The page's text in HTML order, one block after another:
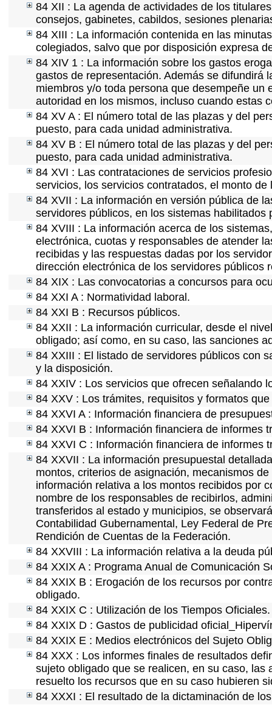
84 XII : La agenda de actividades de los
consejos, gabinetes, cabildos, sesiones
84 XIII : La información contenida en las
colegiados, salvo que por disposición expresa
84 XIV 1 : La información sobre los gastos
gastos de representación. Además se difundirá
miembros y/o toda persona que desempeñe
autoridad en los mismos, incluso cuando estas
84 XV A : El número total de las plazas y del
puesto, para cada unidad administrativa.
84 XV B : El número total de las plazas y del
puesto, para cada unidad administrativa.
84 XVI : Las contrataciones de servicios
servicios, los servicios contratados, el monto
84 XVII : La información en versión pública de
servidores públicos, en los sistemas
84 XVIII : La información acerca de los
electrónica, cuotas y responsables de atender
recibidas y las respuestas dadas por los
dirección electrónica de los servidores públicos
84 XIX : Las convocatorias a concursos para
84 XXI A : Normatividad laboral.
84 XXI B : Recursos públicos.
84 XXII : La información curricular, desde el
obligado; así como, en su caso, las sanciones
84 XXIII : El listado de servidores públicos con
y la disposición.
84 XXIV : Los servicios que ofrecen señalando
84 XXV : Los trámites, requisitos y formatos
84 XXVI A : Información financiera de
84 XXVI B : Información financiera de informes
84 XXVI C : Información financiera de informes
84 XXVII : La información presupuestal
montos, criterios de asignación, mecanismos
información relativa a los montos recibidos por
nombre de los responsables de recibirlos,
transferidos al estado y municipios, se
Contabilidad Gubernamental, Ley Federal de
Rendición de Cuentas de la Federación.
84 XXVIII : La información relativa a la deuda
84 XXIX A : Programa Anual de Comunicación
84 XXIX B : Erogación de los recursos por
obligado.
84 XXIX C : Utilización de los Tiempos Oficiales.
84 XXIX D : Gastos de publicidad
84 XXIX E : Medios electrónicos del Sujeto
84 XXX : Los informes finales de resultados
sujeto obligado que se realicen, en su caso,
resuelto los recursos que en su caso hubieren
84 XXXI : El resultado de la dictaminación de